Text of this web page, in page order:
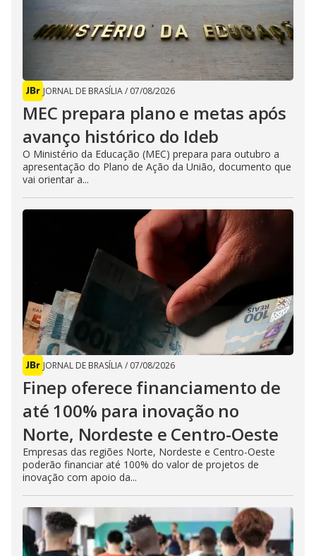
JORNAL DE BRASÍLIA/ 07/08/2026
MEC prepara plano e metas após
avanço histórico do Ideb
O Ministério da Educação (MEC) prepara para outubro a
apresentação do Plano de Ação da União, documento que
vai orientar a...
JORNAL DE BRASÍLIA/ 07/08/2026
Finep oferece financiamento de
até 100% para inovação no
Norte, Nordeste e Centro-Oeste
Empresas das regiões Norte, Nordeste e Centro-Oeste
poderão financiar até 100% do valor de projetos de
inovação com apoio da...